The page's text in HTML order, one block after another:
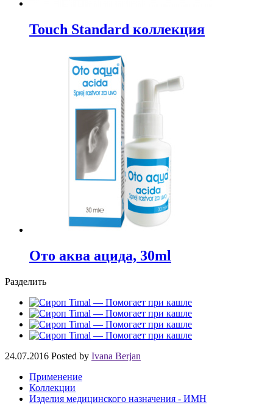
Touch Standard коллекция
Ото аква ацида, 30ml
Разделить
24.07.2016 Posted by Ivana Berjan
Применение
Коллекции
Изделия медицинского назначения - ИМН